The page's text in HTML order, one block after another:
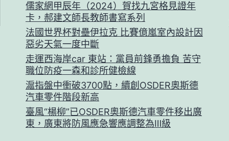
儒家網甲辰年（2024）賀找九宮格見證年
卡，郝建文師長教師書寫系列
法國世界杯對壘伊拉克 比賽億嵐室內設計因
惡劣天氣一度中斷
走運西海岸car 東站：黨員前鋒勇擔負 苦守
職位防疫一森和診所健檢線
滬指盤中衝破3700點，續創OSDER奧斯德
汽車零件階段新高
臺風“楊柳”已OSDER奧斯德汽車零件移出廣
東，廣東將防風應急響應調整為Ⅲ級